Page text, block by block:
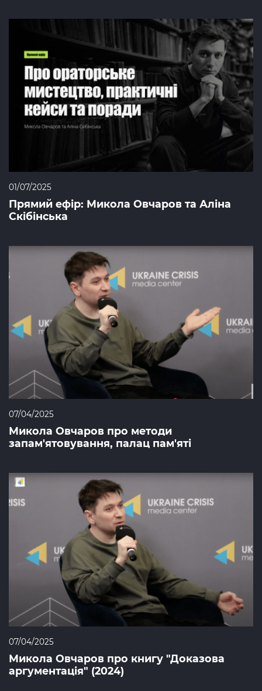
01/07/2025
Прямий ефір: Микола Овчаров та Аліна
Скібінська
07/04/2025
Микола Овчаров про методи
запам'ятовування, палац пам'яті
07/04/2025
Микола Овчаров про книгу "Доказова
аргументація" (2024)